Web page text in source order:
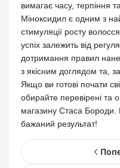
вимагає часу, терпіння
Міноксидил є одним з
стимуляції росту
успіх залежить від
дотримання правил
з якісним доглядом та,
Якщо ви готові почати
обирайте перевірені та
магазину Стаса
бажаний результат!